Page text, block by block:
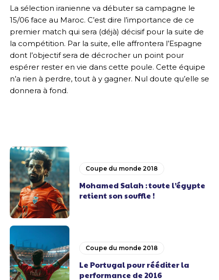
La sélection iranienne va débuter sa campagne le
15/06 face au Maroc. C’est dire l’importance de ce
premier match qui sera (déjà) décisif pour la suite de
la compétition. Par la suite, elle affrontera l’Espagne
dont l’objectif sera de décrocher un point pour
espérer rester en vie dans cette poule. Cette équipe
n’a rien à perdre, tout à y gagner. Nul doute qu’elle se
donnera à fond.
Coupe du monde 2018
Mohamed Salah : toute l’égypte
retient son souffle !
Coupe du monde 2018
Le Portugal pour rééditer la
performance de 2016